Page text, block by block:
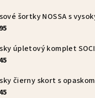
čierny skort s opaskom